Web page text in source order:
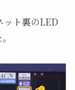
ト裏のLED